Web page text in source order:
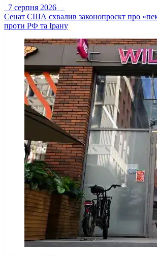
7 серпня 2026
Сенат США схвалив законопроєкт про
проти РФ та Ірану